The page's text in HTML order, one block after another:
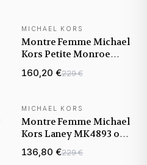
MICHAEL KORS
Montre Femme Michael
Kors Petite Monroe
MKO9015P argentée
bracelet cuir rose
160,20 €229 €
NOUVEAUTÉ
MICHAEL KORS
Montre Femme Michael
Kors Laney MK4893 or
rose bracelet maillons
acier
136,80 €229 €